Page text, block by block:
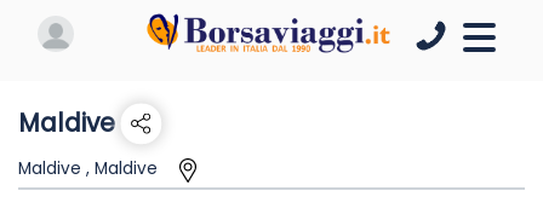
Maldive
Maldive , Maldive